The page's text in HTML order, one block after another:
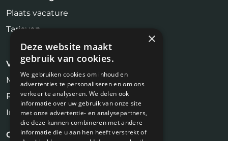
Plaats vacature
Tarieven
Voor kandidaten
Makelaar Vacatures
Profiel aanmaken
Inschrijven Job Alert
Contact
×
Deze website maakt
gebruik van cookies.
We gebruiken cookies om inhoud en
advertenties te personaliseren en om ons
verkeer te analyseren. We delen ook
informatie over uw gebruik van onze site
met onze advertentie- en analysepartners,
die deze kunnen combineren met andere
informatie die u aan hen heeft verstrekt of